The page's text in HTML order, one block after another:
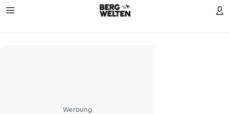
Werbung